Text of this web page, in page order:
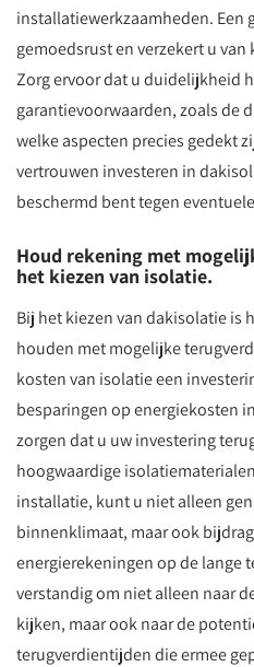
installatiewerkzaamheden. Een
gemoedsrust en verzekert u
Zorg ervoor dat u duidelijkheid
garantievoorwaarden, zoals de
welke aspecten precies gedekt
vertrouwen investeren in
beschermd bent tegen
Houd rekening met
het kiezen van isolatie.
Bij het kiezen van dakisolatie is
houden met mogelijke
kosten van isolatie een
besparingen op energiekosten
zorgen dat u uw investering
hoogwaardige
installatie, kunt u niet alleen
binnenklimaat, maar ook
energierekeningen op de lange
verstandig om niet alleen naar
kijken, maar ook naar de
terugverdientijden die ermee